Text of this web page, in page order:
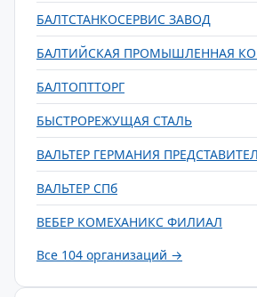
БАЛТСТАНКОСЕРВИС ЗАВОД
БАЛТИЙСКАЯ ПРОМЫШЛЕННАЯ
БАЛТОПТТОРГ
БЫСТРОРЕЖУЩАЯ СТАЛЬ
ВАЛЬТЕР ГЕРМАНИЯ
ВАЛЬТЕР СПб
ВЕБЕР КОМЕХАНИКС ФИЛИАЛ
Все 104 организаций →